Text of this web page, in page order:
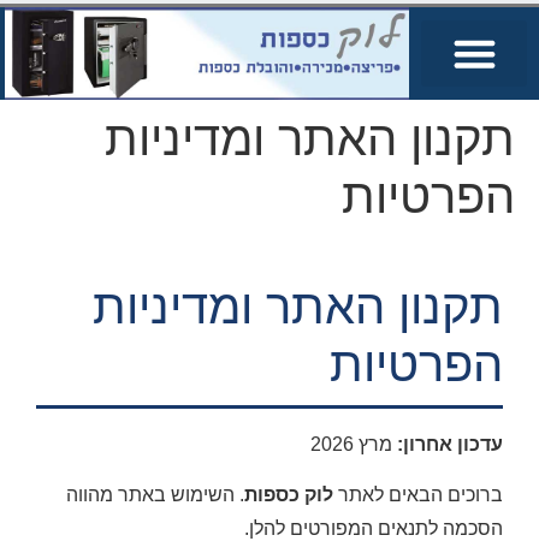
תקנון האתר ומדיניות
הפרטיות
תקנון האתר ומדיניות
הפרטיות
עדכון אחרון: מרץ 2026
ברוכים הבאים לאתר לוק כספות. השימוש באתר מהווה
הסכמה לתנאים המפורטים להלן.